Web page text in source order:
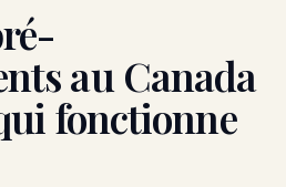
au Canada
fonctionne